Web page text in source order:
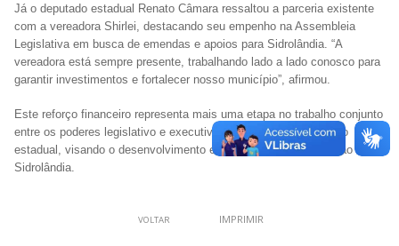
Já o deputado estadual Renato Câmara ressaltou a parceria existente
com a vereadora Shirlei, destacando seu empenho na Assembleia
Legislativa em busca de emendas e apoios para Sidrolândia. “A
vereadora está sempre presente, trabalhando lado a lado conosco para
garantir investimentos e fortalecer nosso município”, afirmou.
Este reforço financeiro representa mais uma etapa no trabalho conjunto
entre os poderes legislativo e executivo municipais e o deputado
estadual, visando o desenvolvimento e o bem-estar da população de
Sidrolândia.
VOLTAR IMPRIMIR